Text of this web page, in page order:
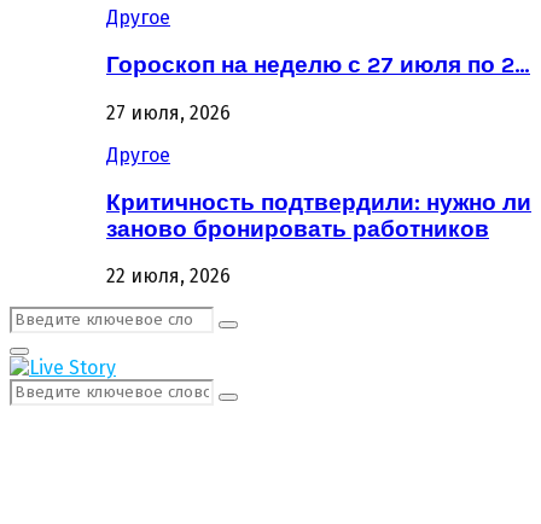
Другое
Гороскоп на неделю с 27 июля по 2…
27 июля, 2026
Другое
Критичность подтвердили: нужно ли
заново бронировать работников
22 июля, 2026
Поиск:
Поиск
Первичное
Меню
Поиск:
Поиск